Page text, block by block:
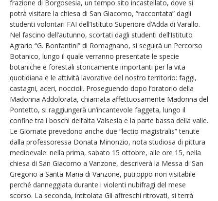
frazione di Borgosesia, un tempo sito incastellato, dove si
potrà visitare la chiesa di San Giacomo, “raccontata” dagli
studenti volontari FAI dell’Istituto Superiore d’Adda di Varallo.
Nel fascino dell’autunno, scortati dagli studenti dell’Istituto
Agrario “G. Bonfantini” di Romagnano, si seguirà un Percorso
Botanico, lungo il quale verranno presentate le specie
botaniche e forestali storicamente importanti per la vita
quotidiana e le attività lavorative del nostro territorio: faggi,
castagni, aceri, noccioli. Proseguendo dopo l’oratorio della
Madonna Addolorata, chiamata affettuosamente Madonna del
Pontetto, si raggiungerà un’incantevole faggeta, lungo il
confine tra i boschi dell’alta Valsesia e la parte bassa della valle.
Le Giornate prevedono anche due “lectio magistralis” tenute
dalla professoressa Donata Minonzio, nota studiosa di pittura
medioevale: nella prima, sabato 15 ottobre, alle ore 15, nella
chiesa di San Giacomo a Vanzone, descriverà la Messa di San
Gregorio a Santa Maria di Vanzone, putroppo non visitabile
perché danneggiata durante i violenti nubifragi del mese
scorso. La seconda, intitolata Gli affreschi ritrovati, si terrà